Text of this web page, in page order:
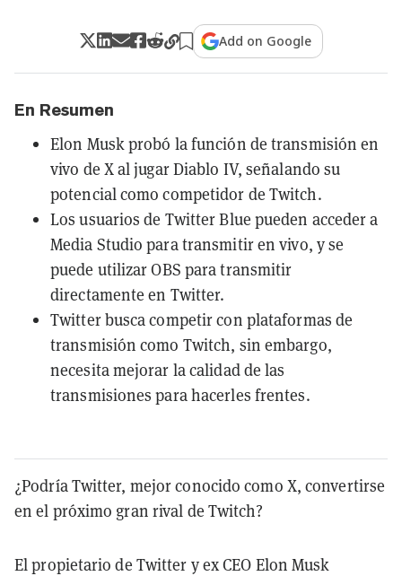
Add on Google
En Resumen
Elon Musk probó la función de transmisión en
vivo de X al jugar Diablo IV, señalando su
potencial como competidor de Twitch.
Los usuarios de Twitter Blue pueden acceder a
Media Studio para transmitir en vivo, y se
puede utilizar OBS para transmitir
directamente en Twitter.
Twitter busca competir con plataformas de
transmisión como Twitch, sin embargo,
necesita mejorar la calidad de las
transmisiones para hacerles frentes.
¿Podría Twitter, mejor conocido como X, convertirse
en el próximo gran rival de Twitch?
El propietario de Twitter y ex CEO Elon Musk